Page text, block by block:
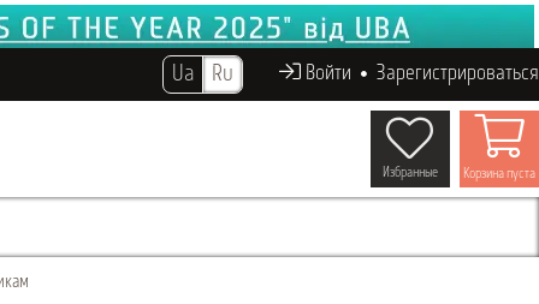
Войти Зарегистрироваться
Ua Ru
Корзина пуста
Избранные